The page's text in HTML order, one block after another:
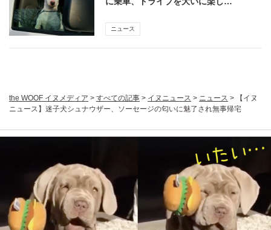
ニュース
the WOOF イヌメディア > すべての記事 > イヌニュース > ニュース >
【イヌ
ニュース】迷子犬シュナウザー、ソーセージの匂いに魅了され無事帰宅